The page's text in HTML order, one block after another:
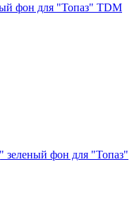
фон для "Топаз" TDM
фон для "Топаз"